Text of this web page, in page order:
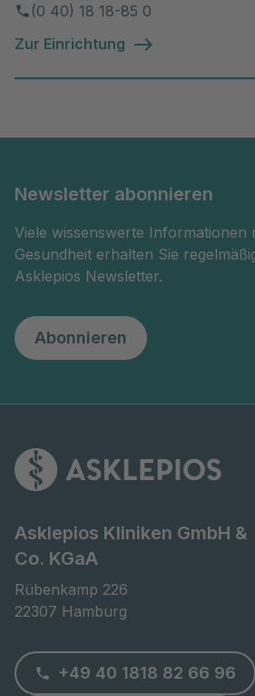
(0 40) 18 18-85 0
Zur Einrichtung
Newsletter abonnieren
Viele wissenswerte Informationen
Gesundheit erhalten Sie
Asklepios Newsletter.
Abonnieren
Asklepios Kliniken GmbH &
Co. KGaA
Rübenkamp 226
22307 Hamburg
+49 40 1818 82 66 96